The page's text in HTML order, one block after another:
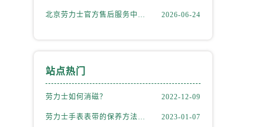
北京劳力士官方售后服务中心｜详细地址与官方热线权威信息公示（2026年6月最新） 2026-06-24
站点热门
劳力士如何消磁？ 2022-12-09
劳力士手表表带的保养方法有哪些？ 2023-01-07